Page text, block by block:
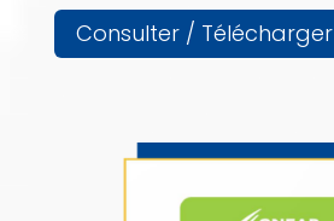
Consulter / Télécharger